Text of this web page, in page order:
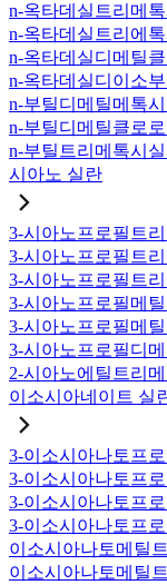
n-옥타데실트리메
n-옥타데실트리에
n-옥타데실디메틸
n-옥타데실디이소
n-부틸디메틸메톡시
n-부틸디메틸클로
n-부틸트리메톡시
시아노 실란
3-시아노프로필트
3-시아노프로필트
3-시아노프로필트
3-시아노프로필메
3-시아노프로필메
3-시아노프로필디
2-시아노에틸트리
이소시아네이트 실
3-이소시아나토프
3-이소시아나토프
3-이소시아나토프
3-이소시아나토프
이소시아나토메틸
이소시아나토메틸